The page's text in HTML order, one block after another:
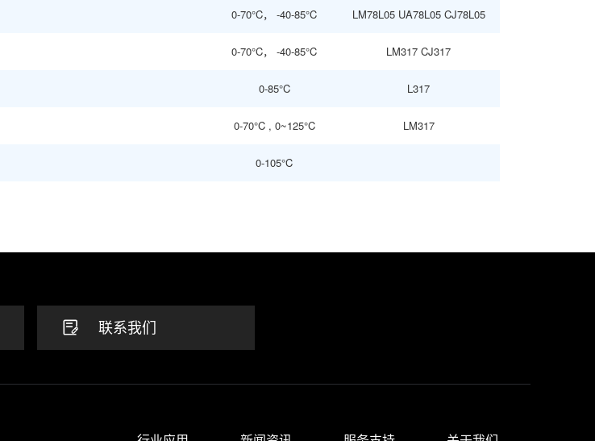
0-70°C， -40-85°C LM78L05 UA78L05 CJ78L05
0-70°C， -40-85°C LM317 CJ317
0-85°C L317
0-70°C , 0~125°C LM317
0-105°C
联系我们